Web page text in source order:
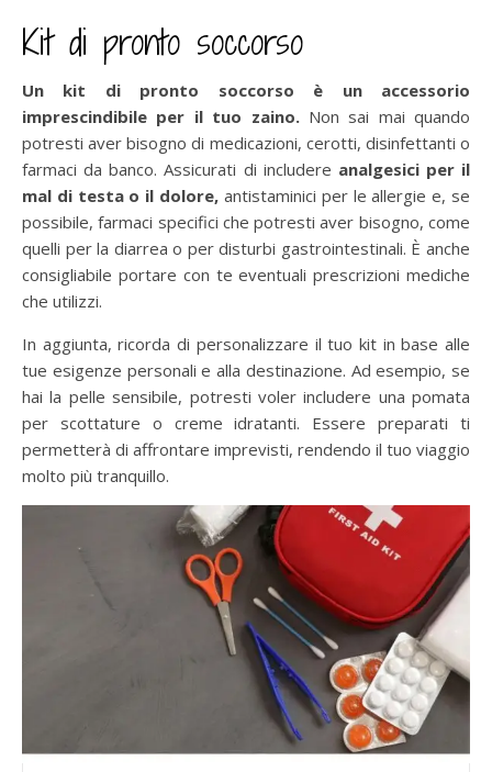
Kit di pronto soccorso
Un kit di pronto soccorso è un accessorio
imprescindibile per il tuo zaino.Non sai mai quando
potresti aver bisogno di medicazioni, cerotti, disinfettanti o
farmaci da banco. Assicurati di includere analgesici per il
mal di testa o il dolore, antistaminici per le allergie e, se
possibile, farmaci specifici che potresti aver bisogno, come
quelli per la diarrea o per disturbi gastrointestinali. È anche
consigliabile portare con te eventuali prescrizioni mediche
che utilizzi.
In aggiunta, ricorda di personalizzare il tuo kit in base alle
tue esigenze personali e alla destinazione. Ad esempio, se
hai la pelle sensibile, potresti voler includere una pomata
per scottature o creme idratanti. Essere preparati ti
permetterà di affrontare imprevisti, rendendo il tuo viaggio
molto più tranquillo.